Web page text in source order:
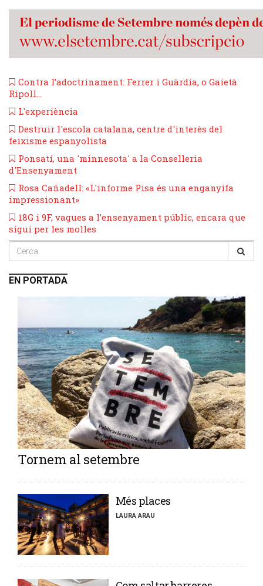
Contra l’adoctrinament: Ferrer i Guàrdia, o Gaietà
Ripoll...
L'experiència
​Destruir l'escola catalana, centre d'interès del
feixisme espanyolista
​Ponsatí, una 'minnesota' a la Conselleria
d'Ensenyament
Rosa Cañadell: «L'informe Pisa és una enganyifa
impressionant»
​18G i 9F, vagues a l’ensenyament públic, encara que
sigui per les molles
EN PORTADA
Tornem al setembre
​Més places
LAURA ARAU